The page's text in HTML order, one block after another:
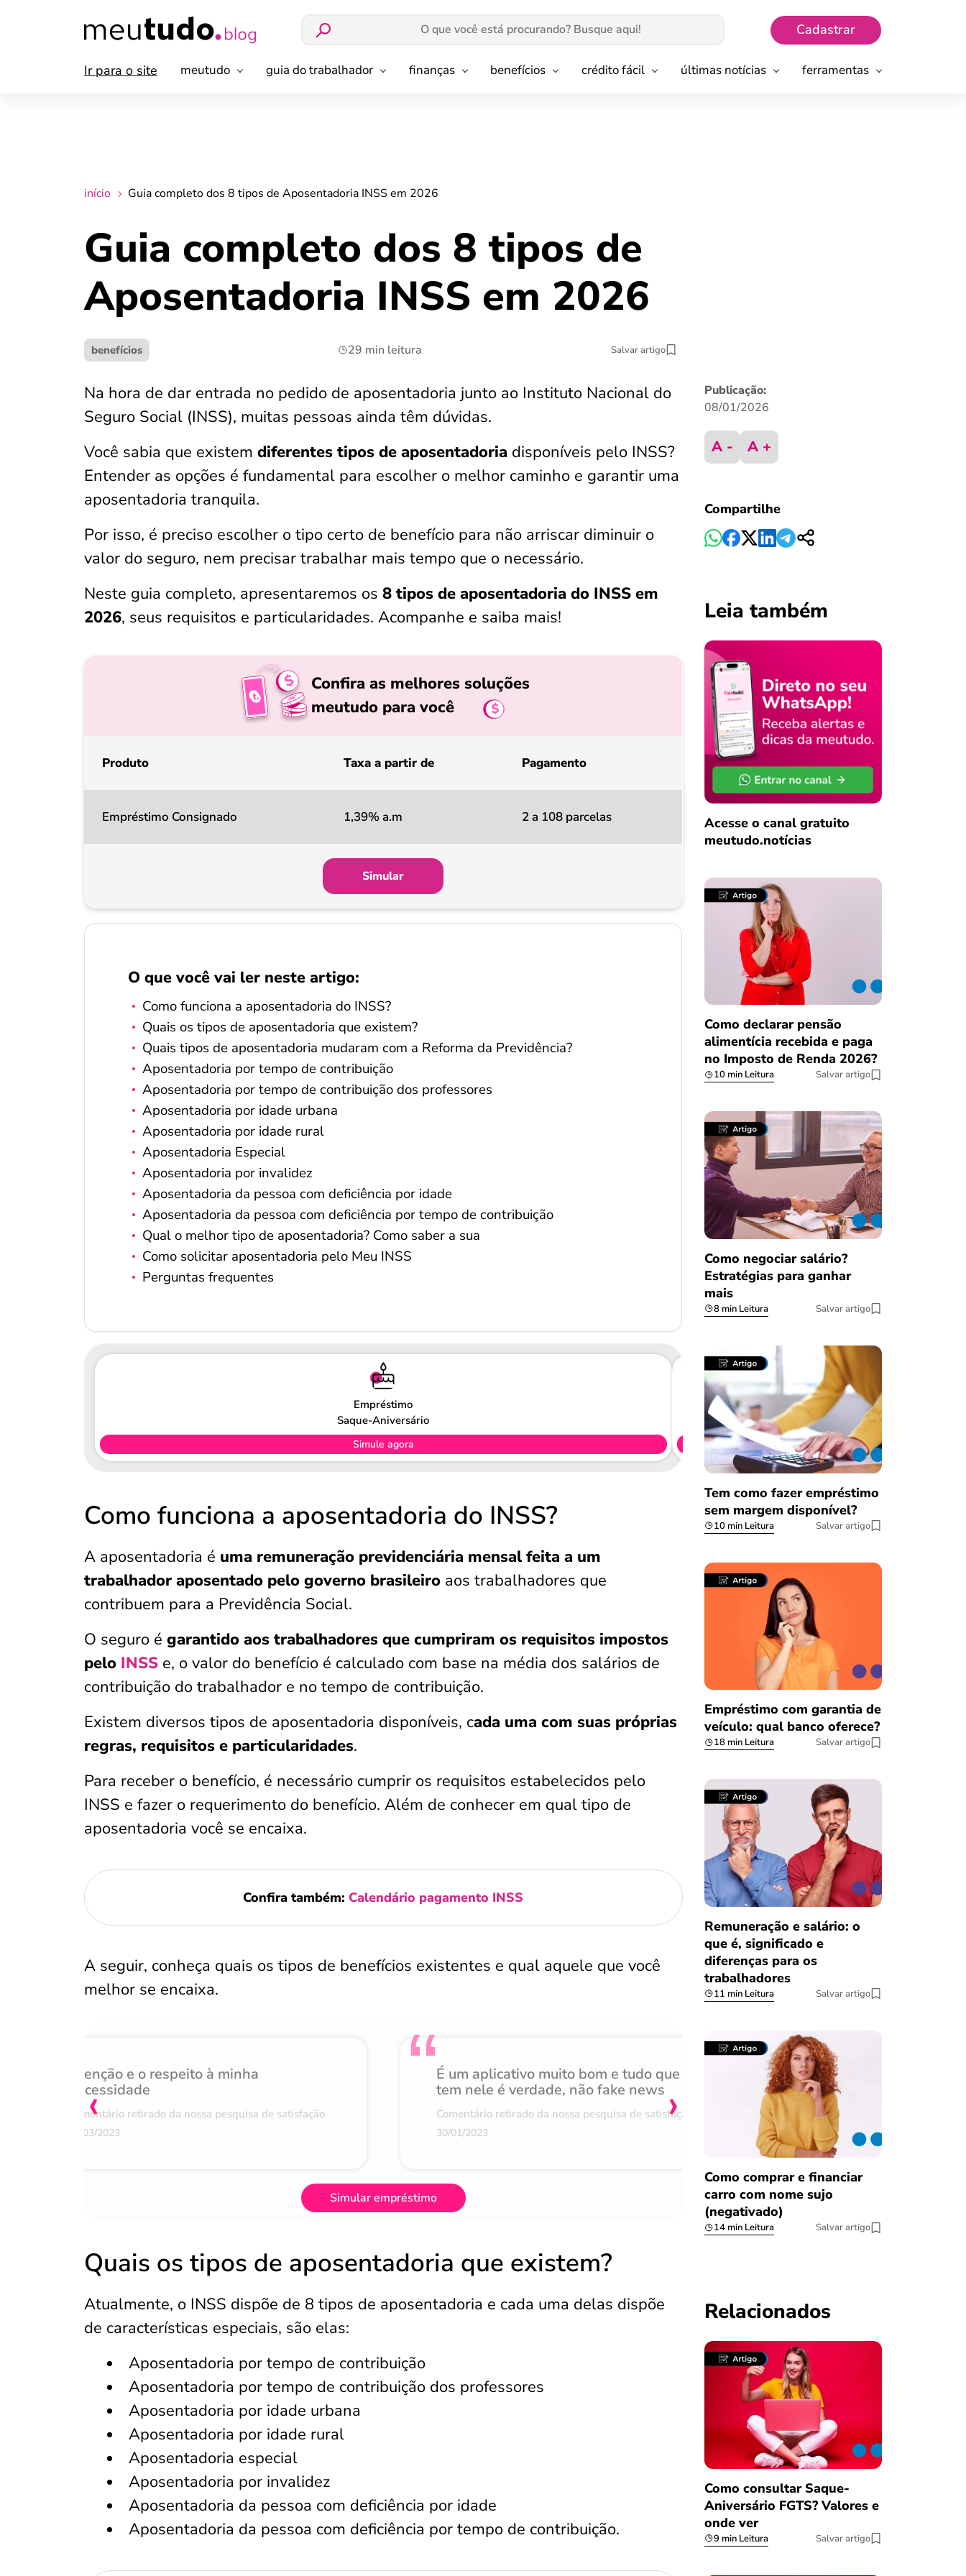
Cadastrar
Ir para o site meutudo guia do trabalhador finanças benefícios crédito fácil últimas notícias ferramentas
início Guia completo dos 8 tipos de Aposentadoria INSS em 2026
Guia completo dos 8 tipos de
Aposentadoria INSS em 2026
benefícios 29 min leitura Salvar artigo
Na hora de dar entrada no pedido de aposentadoria junto ao Instituto Nacional do
Seguro Social (INSS), muitas pessoas ainda têm dúvidas.
Você sabia que existem diferentes tipos de aposentadoria disponíveis pelo INSS?
Entender as opções é fundamental para escolher o melhor caminho e garantir uma
aposentadoria tranquila.
Por isso, é preciso escolher o tipo certo de benefício para não arriscar diminuir o
valor do seguro, nem precisar trabalhar mais tempo que o necessário.
Neste guia completo, apresentaremos os 8 tipos de aposentadoria do INSS em
2026, seus requisitos e particularidades. Acompanhe e saiba mais!
Confira as melhores soluções
meutudo para você
Produto Taxa a partir de Pagamento
Empréstimo Consignado 1,39% a.m 2 a 108 parcelas
Simular
O que você vai ler neste artigo:
Como funciona a aposentadoria do INSS?
Quais os tipos de aposentadoria que existem?
Quais tipos de aposentadoria mudaram com a Reforma da Previdência?
Aposentadoria por tempo de contribuição
Aposentadoria por tempo de contribuição dos professores
Aposentadoria por idade urbana
Aposentadoria por idade rural
Aposentadoria Especial
Aposentadoria por invalidez
Aposentadoria da pessoa com deficiência por idade
Aposentadoria da pessoa com deficiência por tempo de contribuição
Qual o melhor tipo de aposentadoria? Como saber a sua
Como solicitar aposentadoria pelo Meu INSS
Perguntas frequentes
Empréstimo
Saque-Aniversário
Simule agora
Como funciona a aposentadoria do INSS?
A aposentadoria é uma remuneração previdenciária mensal feita a um
trabalhador aposentado pelo governo brasileiro aos trabalhadores que
contribuem para a Previdência Social.
O seguro é garantido aos trabalhadores que cumpriram os requisitos impostos
pelo INSS e, o valor do benefício é calculado com base na média dos salários de
contribuição do trabalhador e no tempo de contribuição.
Existem diversos tipos de aposentadoria disponíveis, cada uma com suas próprias
regras, requisitos e particularidades.
Para receber o benefício, é necessário cumprir os requisitos estabelecidos pelo
INSS e fazer o requerimento do benefício. Além de conhecer em qual tipo de
aposentadoria você se encaixa.
Confira também: Calendário pagamento INSS
A seguir, conheça quais os tipos de benefícios existentes e qual aquele que você
melhor se encaixa.
Atenção e o respeito à minha
necessidade
Comentário retirado da nossa pesquisa de satisfação
07/03/2023
É um aplicativo muito bom e tudo que
tem nele é verdade, não fake news
Comentário retirado da nossa pesquisa de satisfação
30/01/2023
Achei muito rápido,
burocracia
Comentário retirado da nossa
08/03/2023
‹ ›
Simular empréstimo
Quais os tipos de aposentadoria que existem?
Atualmente, o INSS dispõe de 8 tipos de aposentadoria e cada uma delas dispõe
de características especiais, são elas:
Aposentadoria por tempo de contribuição
Aposentadoria por tempo de contribuição dos professores
Aposentadoria por idade urbana
Aposentadoria por idade rural
Aposentadoria especial
Aposentadoria por invalidez
Aposentadoria da pessoa com deficiência por idade
Aposentadoria da pessoa com deficiência por tempo de contribuição.
Publicação:
08/01/2026
A - A +
Compartilhe
Leia também
Acesse o canal gratuito
meutudo.notícias
Como declarar pensão
alimentícia recebida e paga
no Imposto de Renda 2026?
10 min Leitura Salvar artigo
Como negociar salário?
Estratégias para ganhar
mais
8 min Leitura Salvar artigo
Tem como fazer empréstimo
sem margem disponível?
10 min Leitura Salvar artigo
Empréstimo com garantia de
veículo: qual banco oferece?
18 min Leitura Salvar artigo
Remuneração e salário: o
que é, significado e
diferenças para os
trabalhadores
11 min Leitura Salvar artigo
Como comprar e financiar
carro com nome sujo
(negativado)
14 min Leitura Salvar artigo
Relacionados
Como consultar Saque-
Aniversário FGTS? Valores e
onde ver
9 min Leitura Salvar artigo